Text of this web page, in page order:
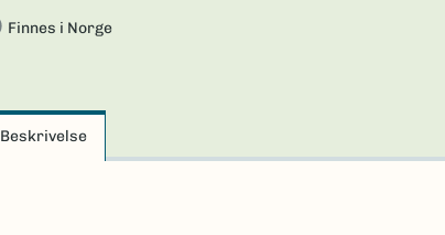
Finnes i Norge
Beskrivelse